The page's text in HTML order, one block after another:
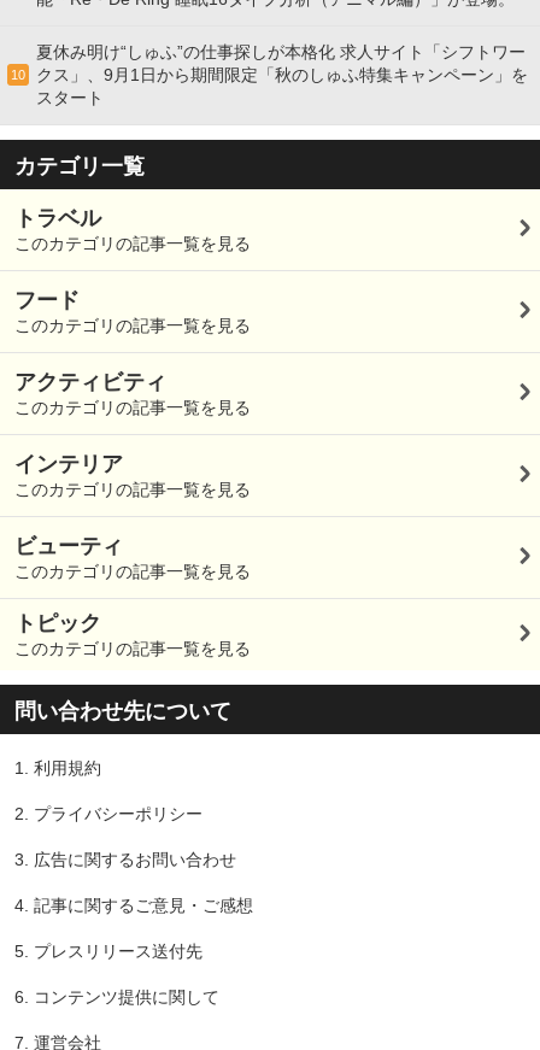
10
夏休み明け“しゅふ”の仕事探しが本格化 求人サイト「シフトワー
クス」、9月1日から期間限定「秋のしゅふ特集キャンペーン」を
スタート
カテゴリ一覧
トラベル
このカテゴリの記事一覧を見る
フード
このカテゴリの記事一覧を見る
アクティビティ
このカテゴリの記事一覧を見る
インテリア
このカテゴリの記事一覧を見る
ビューティ
このカテゴリの記事一覧を見る
トピック
このカテゴリの記事一覧を見る
問い合わせ先について
1. 利用規約
2. プライバシーポリシー
3. 広告に関するお問い合わせ
4. 記事に関するご意見・ご感想
5. プレスリリース送付先
6. コンテンツ提供に関して
7. 運営会社